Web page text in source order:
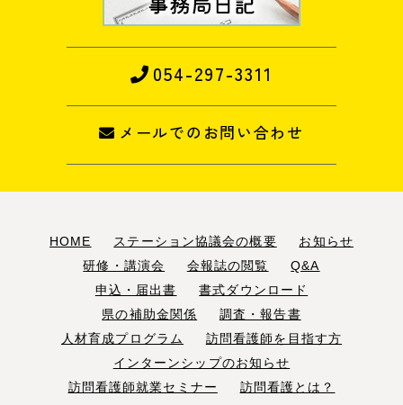
054-297-3311
メールでのお問い合わせ
HOME ステーション協議会の概要
お知らせ
研修・講演会
会報誌の閲覧
Q&A
申込・届出書
書式ダウンロード
県の補助金関係
調査・報告書
人材育成プログラム
訪問看護師を目指す方
インターンシップのお知らせ
訪問看護師就業セミナー
訪問看護とは？